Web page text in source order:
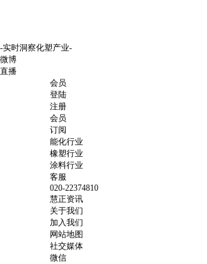
-实时洞察化塑产业-
微博
直播
会员
登陆
注册
会员
订阅
能化行业
橡塑行业
涂料行业
客服
020-22374810
慧正资讯
关于我们
加入我们
网站地图
社交媒体
微信